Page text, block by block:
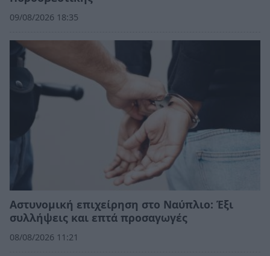
09/08/2026 18:35
Αστυνομική επιχείρηση στο Ναύπλιο: Έξι
συλλήψεις και επτά προσαγωγές
08/08/2026 11:21